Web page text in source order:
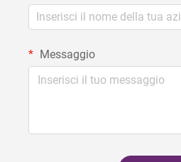
Messaggio